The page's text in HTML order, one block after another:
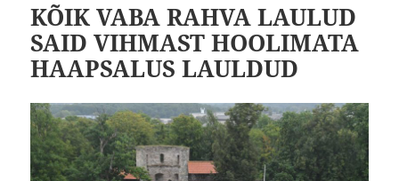
KÕIK VABA RAHVA LAULUD
SAID VIHMAST HOOLIMATA
HAAPSALUS LAULDUD